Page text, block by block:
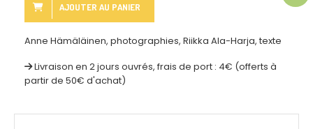
AJOUTER AU PANIER
Anne Hämäläinen, photographies, Riikka Ala-Harja, texte
Livraison en 2 jours ouvrés, frais de port : 4€ (offerts à
partir de 50€ d'achat)